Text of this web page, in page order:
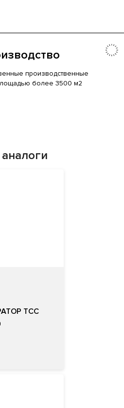
производственные
более 3500 м2
ТСС